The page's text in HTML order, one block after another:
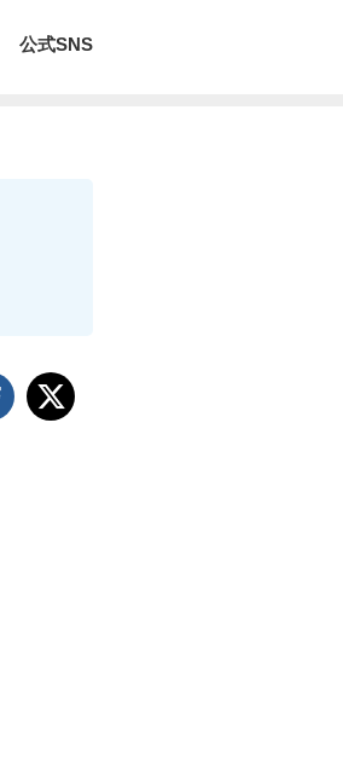
公式SNS